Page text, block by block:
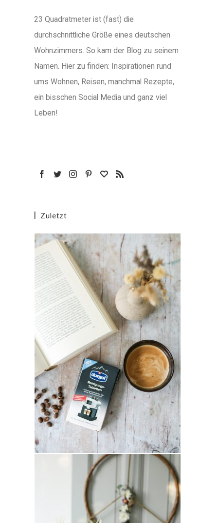
23 Quadratmeter ist (fast) die
durchschnittliche Größe eines deutschen
Wohnzimmers. So kam der Blog zu seinem
Namen. Hier zu finden: Inspirationen rund
ums Wohnen, Reisen, manchmal Rezepte,
ein bisschen Social Media und ganz viel
Leben!
Zuletzt